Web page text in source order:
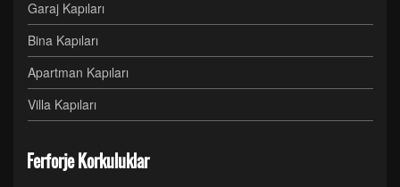
Garaj Kapıları
Bina Kapıları
Apartman Kapıları
Villa Kapıları
Ferforje Korkuluklar